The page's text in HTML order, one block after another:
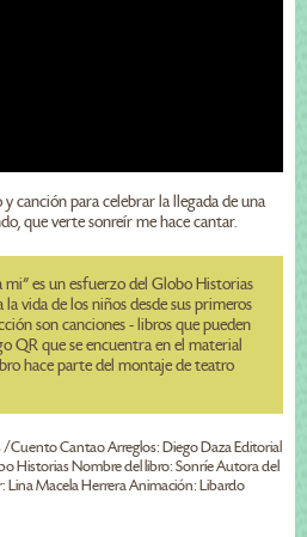
canción para celebrar la llegada de una
que verte sonreír me hace cantar.
es un esfuerzo del Globo Historias
vida de los niños desde sus primeros
son canciones - libros que pueden
QR que se encuentra en el material
hace parte del montaje de teatro
/Cuento Cantao Arreglos: Diego Daza Editorial
Historias Nombre del libro: Sonríe Autora del
Lina Macela Herrera Animación: Libardo